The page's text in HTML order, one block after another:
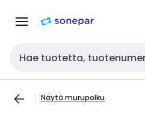
navigointiinsisältöön
Haku
Näytä murupolku